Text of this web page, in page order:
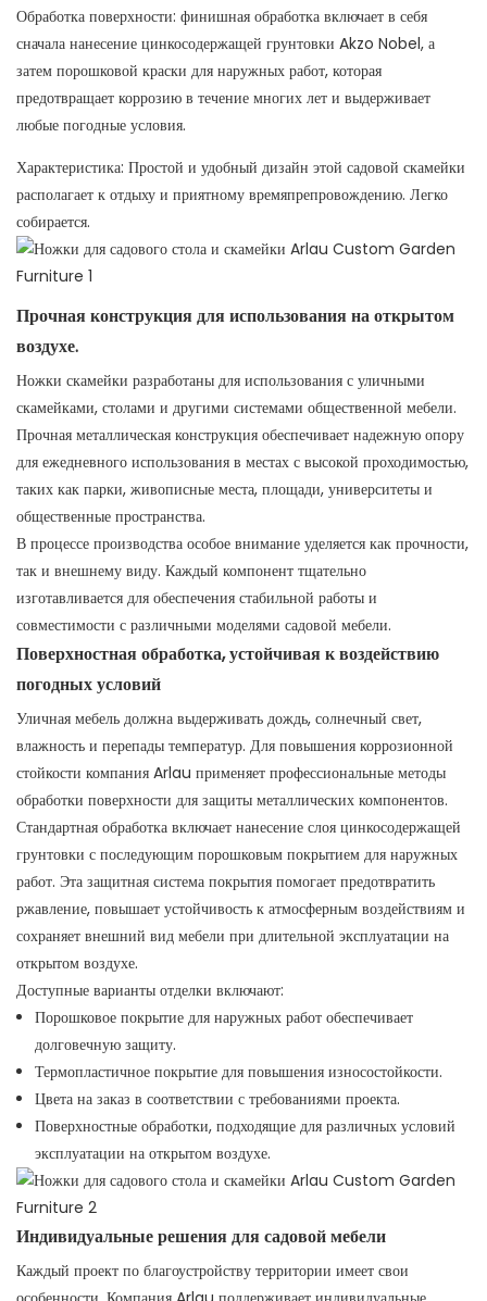
Обработка поверхности: финишная обработка включает в себя
сначала нанесение цинкосодержащей грунтовки Akzo Nobel, а
затем порошковой краски для наружных работ, которая
предотвращает коррозию в течение многих лет и выдерживает
любые погодные условия.
Характеристика: Простой и удобный дизайн этой садовой скамейки
располагает к отдыху и приятному времяпрепровождению. Легко
собирается.
Прочная конструкция для использования на открытом
воздухе.
Ножки скамейки разработаны для использования с уличными
скамейками, столами и другими системами общественной мебели.
Прочная металлическая конструкция обеспечивает надежную опору
для ежедневного использования в местах с высокой проходимостью,
таких как парки, живописные места, площади, университеты и
общественные пространства.
В процессе производства особое внимание уделяется как прочности,
так и внешнему виду. Каждый компонент тщательно
изготавливается для обеспечения стабильной работы и
совместимости с различными моделями садовой мебели.
Поверхностная обработка, устойчивая к воздействию
погодных условий
Уличная мебель должна выдерживать дождь, солнечный свет,
влажность и перепады температур. Для повышения коррозионной
стойкости компания Arlau применяет профессиональные методы
обработки поверхности для защиты металлических компонентов.
Стандартная обработка включает нанесение слоя цинкосодержащей
грунтовки с последующим порошковым покрытием для наружных
работ. Эта защитная система покрытия помогает предотвратить
ржавление, повышает устойчивость к атмосферным воздействиям и
сохраняет внешний вид мебели при длительной эксплуатации на
открытом воздухе.
Доступные варианты отделки включают:
Порошковое покрытие для наружных работ обеспечивает
долговечную защиту.
Термопластичное покрытие для повышения износостойкости.
Цвета на заказ в соответствии с требованиями проекта.
Поверхностные обработки, подходящие для различных условий
эксплуатации на открытом воздухе.
Индивидуальные решения для садовой мебели
Каждый проект по благоустройству территории имеет свои